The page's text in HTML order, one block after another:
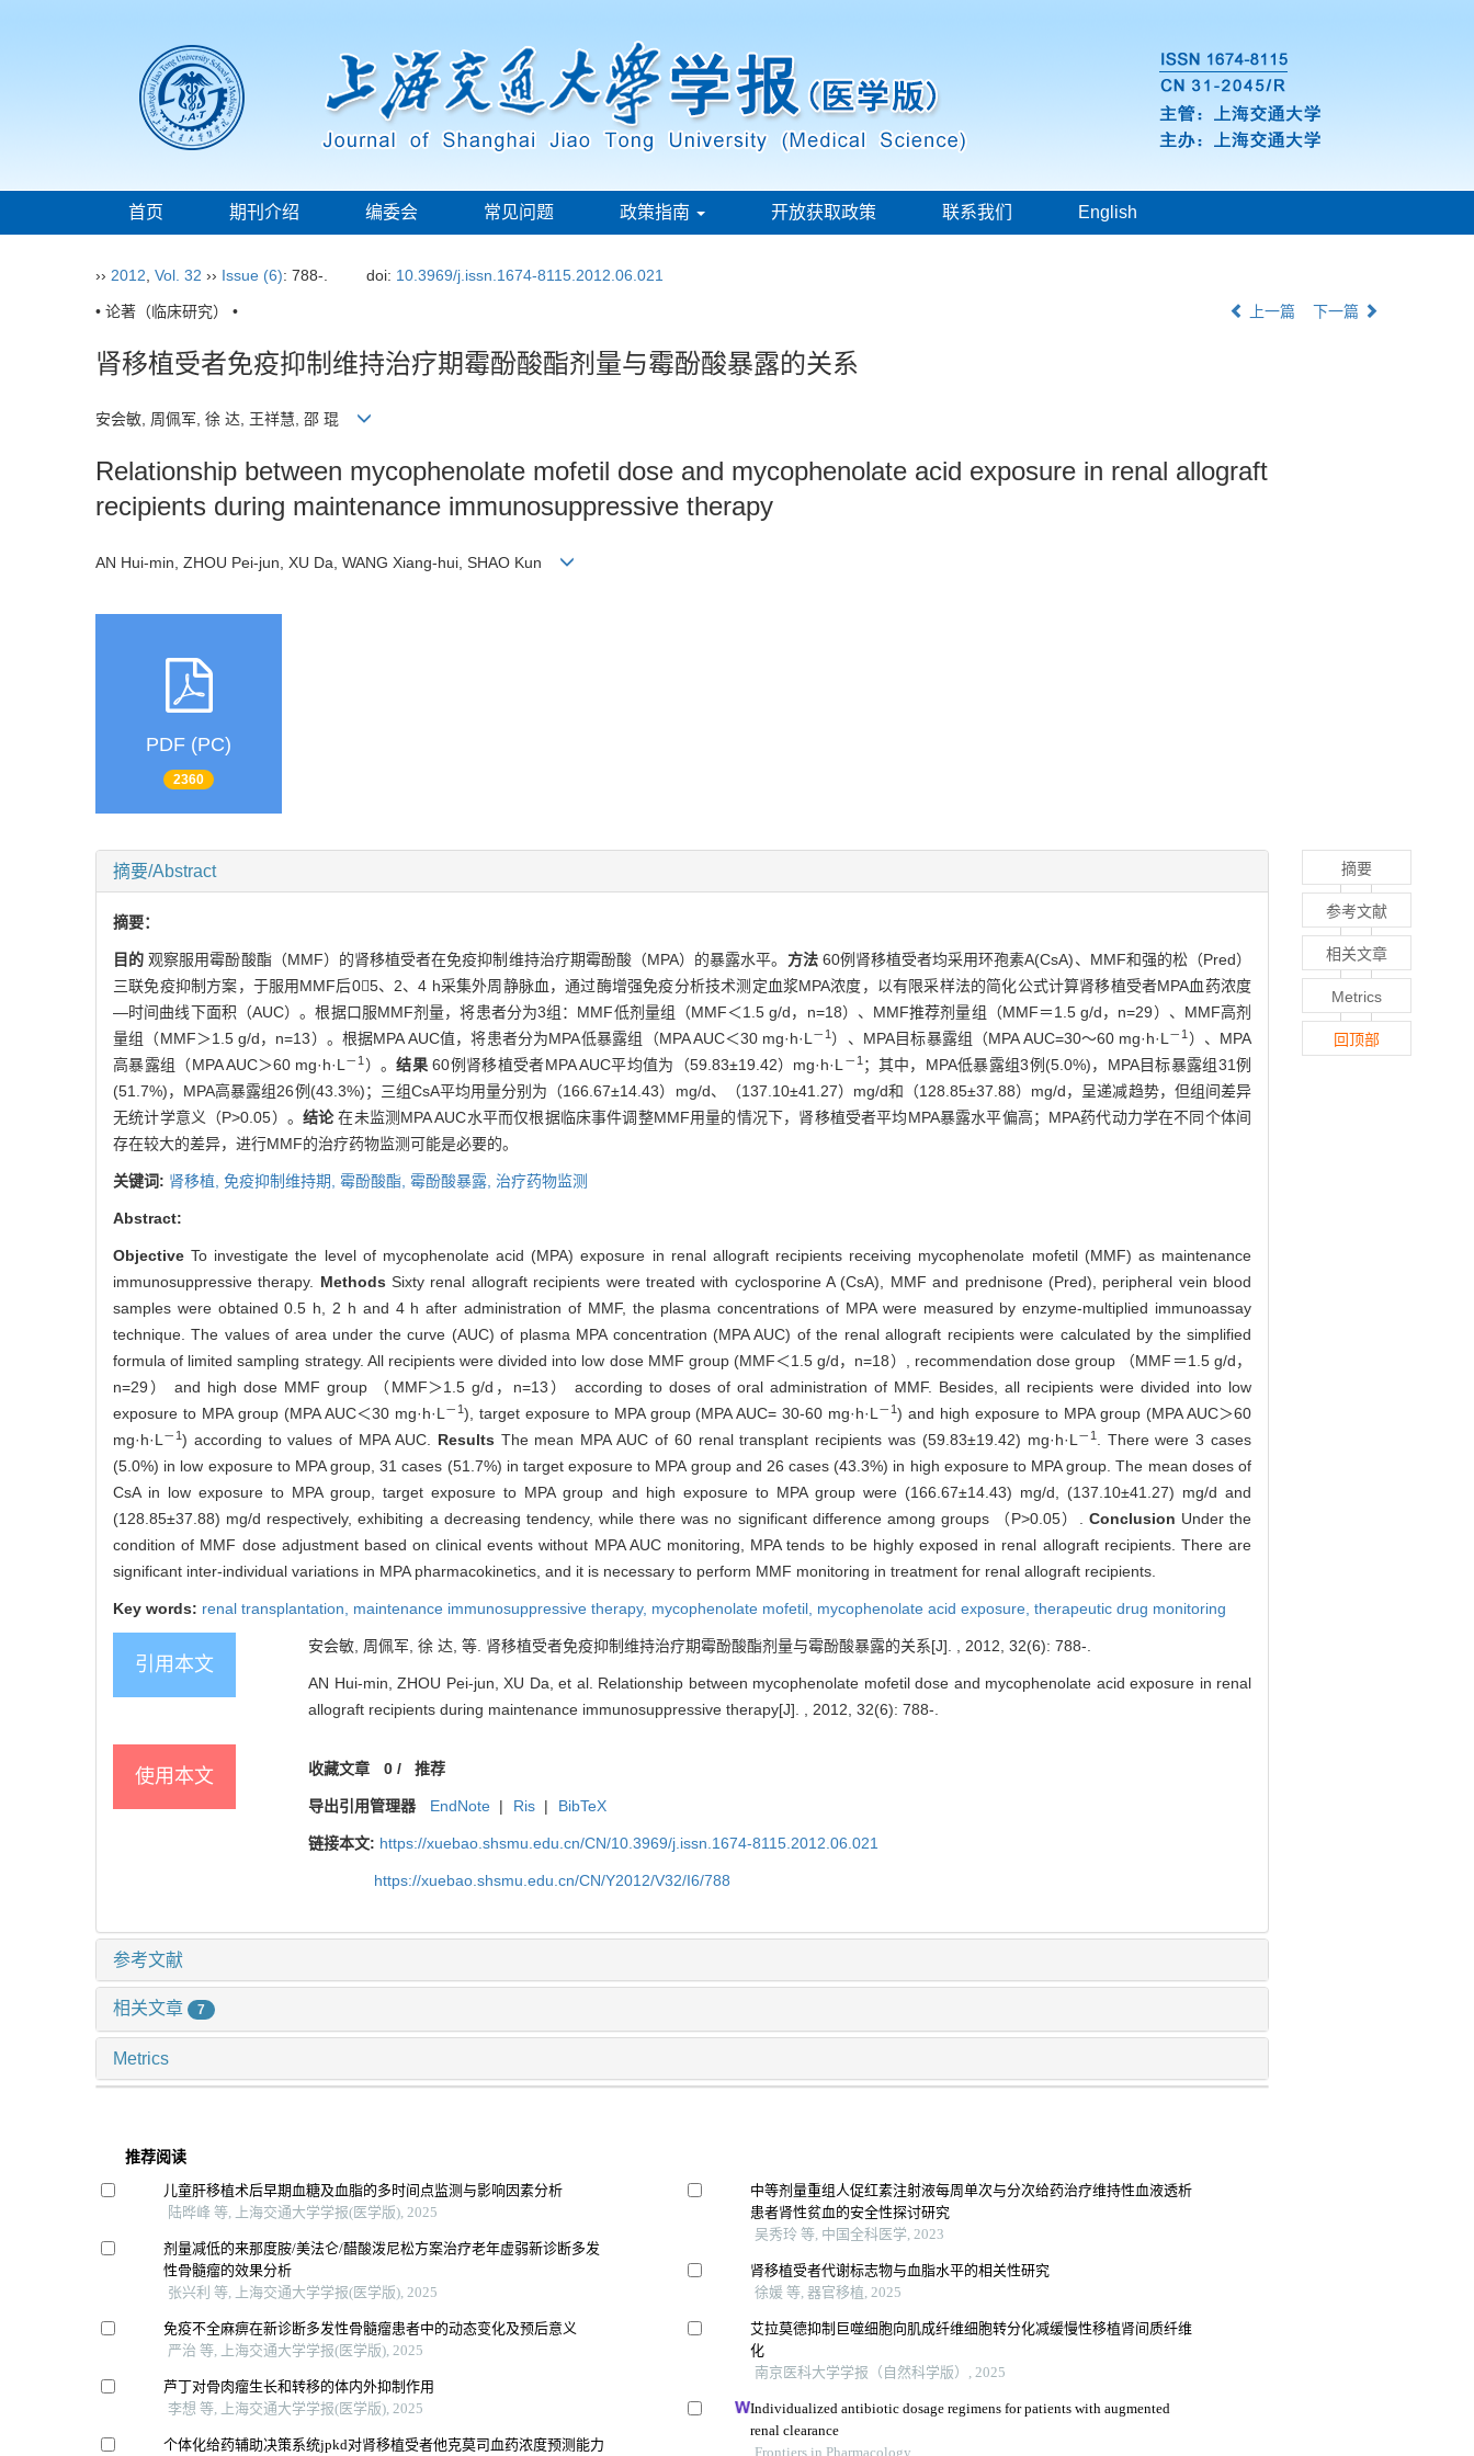
首页 期刊介绍 编委会 常见问题 政策指南 开放获取政策 联系我们 English
›› 2012 Vol. 32 ›› Issue (6): 788-. doi: 10.3969/j.issn.1674-8115.2012.06.021
• 论著（临床研究） • 上一篇 下一篇
肾移植受者免疫抑制维持治疗期霉酚酸酯剂量与霉酚酸暴露的关系
安会敏, 周佩军, 徐 达, 王祥慧, 邵 琨
Relationship between mycophenolate mofetil dose and mycophenolate acid exposure in renal allograft
recipients during maintenance immunosuppressive therapy
AN Hui-min, ZHOU Pei-jun, XU Da, WANG Xiang-hui, SHAO Kun
PDF (PC)
2360
摘要/Abstract
摘要：
目的观察服用霉酚酸酯（MMF）的肾移植受者在免疫抑制维持治疗期霉酚酸（MPA）的暴露水平。 方法 60例肾移植受者均采用环孢素A(CsA)、MMF和强的松（Pred）
三联免疫抑制方案，于服用MMF后05、2、4 h采集外周静脉血，通过酶增强免疫分析技术测定血浆MPA浓度，以有限采样法的简化公式计算肾移植受者MPA血药浓度
—时间曲线下面积（AUC）。根据口服MMF剂量，将患者分为3组：MMF低剂量组（MMF＜1.5 g/d，n=18）、MMF推荐剂量组（MMF＝1.5 g/d，n=29）、MMF高剂
量组（MMF＞1.5 g/d，n=13）。根据MPA AUC值，将患者分为MPA低暴露组（MPA AUC＜30 mg·h·L－1 ）、MPA目标暴露组（MPA AUC=30～60 mg·h·L－1 ）、MPA
高暴露组（MPA AUC＞60 mg·h·L－1 ）。结果60例肾移植受者MPA AUC平均值为（59.83±19.42）mg·h·L－1；其中，MPA低暴露组3例(5.0%)，MPA目标暴露组31例
(51.7%)，MPA高暴露组26例(43.3%)；三组CsA平均用量分别为（166.67±14.43）mg/d、（137.10±41.27）mg/d和（128.85±37.88）mg/d，呈递减趋势，但组间差异
无统计学意义（P>0.05）。 结论在未监测MPA AUC水平而仅根据临床事件调整MMF用量的情况下，肾移植受者平均MPA暴露水平偏高；MPA药代动力学在不同个体间
存在较大的差异，进行MMF的治疗药物监测可能是必要的。
关键词: 肾移植, 免疫抑制维持期, 霉酚酸酯, 霉酚酸暴露, 治疗药物监测
Abstract:
ObjectiveTo investigate the level of mycophenolate acid (MPA) exposure in renal allograft recipients receiving mycophenolate mofetil (MMF) as maintenance
immunosuppressive therapy. MethodsSixty renal allograft recipients were treated with cyclosporine A (CsA), MMF and prednisone (Pred), peripheral vein blood
samples were obtained 0.5 h, 2 h and 4 h after administration of MMF, the plasma concentrations of MPA were measured by enzyme-multiplied immunoassay
technique. The values of area under the curve (AUC) of plasma MPA concentration (MPA AUC) of the renal allograft recipients were calculated by the simplified
formula of limited sampling strategy. All recipients were divided into low dose MMF group (MMF＜1.5 g/d，n=18）, recommendation dose group （MMF＝1.5 g/d，
n=29） and high dose MMF group （MMF＞1.5 g/d，n=13） according to doses of oral administration of MMF. Besides, all recipients were divided into low
exposure to MPA group (MPA AUC＜30 mg·h·L－1), target exposure to MPA group (MPA AUC= 30-60 mg·h·L－1) and high exposure to MPA group (MPA AUC＞60
mg·h·L－1) according to values of MPA AUC. Results The mean MPA AUC of 60 renal transplant recipients was (59.83±19.42) mg·h·L－1. There were 3 cases
(5.0%) in low exposure to MPA group, 31 cases (51.7%) in target exposure to MPA group and 26 cases (43.3%) in high exposure to MPA group. The mean doses of
CsA in low exposure to MPA group, target exposure to MPA group and high exposure to MPA group were (166.67±14.43) mg/d, (137.10±41.27) mg/d and
(128.85±37.88) mg/d respectively, exhibiting a decreasing tendency, while there was no significant difference among groups （P>0.05）. Conclusion Under the
condition of MMF dose adjustment based on clinical events without MPA AUC monitoring, MPA tends to be highly exposed in renal allograft recipients. There are
significant inter-individual variations in MPA pharmacokinetics, and it is necessary to perform MMF monitoring in treatment for renal allograft recipients.
Key words: renal transplantation, maintenance immunosuppressive therapy, mycophenolate mofetil, mycophenolate acid exposure, therapeutic drug monitoring
引用本文
安会敏, 周佩军, 徐 达, 等. 肾移植受者免疫抑制维持治疗期霉酚酸酯剂量与霉酚酸暴露的关系[J]. , 2012, 32(6): 788-.
AN Hui-min, ZHOU Pei-jun, XU Da, et al. Relationship between mycophenolate mofetil dose and mycophenolate acid exposure in renal
allograft recipients during maintenance immunosuppressive therapy[J]. , 2012, 32(6): 788-.
使用本文 收藏文章 0/ 推荐
导出引用管理器 EndNote | Ris | BibTeX
链接本文: https://xuebao.shsmu.edu.cn/CN/10.3969/j.issn.1674-8115.2012.06.021
https://xuebao.shsmu.edu.cn/CN/Y2012/V32/I6/788
参考文献
相关文章 7
Metrics
推荐阅读
儿童肝移植术后早期血糖及血脂的多时间点监测与影响因素分析
陆晔峰 等, 上海交通大学学报(医学版), 2025
剂量减低的来那度胺/美法仑/醋酸泼尼松方案治疗老年虚弱新诊断多发
性骨髓瘤的效果分析
张兴利 等, 上海交通大学学报(医学版), 2025
免疫不全麻痹在新诊断多发性骨髓瘤患者中的动态变化及预后意义
严治 等, 上海交通大学学报(医学版), 2025
芦丁对骨肉瘤生长和转移的体内外抑制作用
李想 等, 上海交通大学学报(医学版), 2025
个体化给药辅助决策系统jpkd对肾移植受者他克莫司血药浓度预测能力
中等剂量重组人促红素注射液每周单次与分次给药治疗维持性血液透析
患者肾性贫血的安全性探讨研究
吴秀玲 等, 中国全科医学, 2023
肾移植受者代谢标志物与血脂水平的相关性研究
徐媛 等, 器官移植, 2025
艾拉莫德抑制巨噬细胞向肌成纤维细胞转分化减缓慢性移植肾间质纤维
化
南京医科大学学报（自然科学版）, 2025
Individualized antibiotic dosage regimens for patients with augmented
renal clearance
Frontiers in Pharmacology
摘要
参考文献
相关文章
Metrics
回顶部